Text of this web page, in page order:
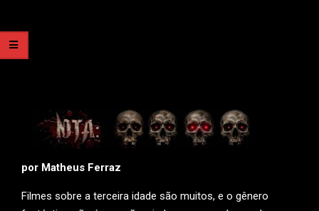
por Matheus Ferraz
Filmes sobre a terceira idade são muitos, e o gênero